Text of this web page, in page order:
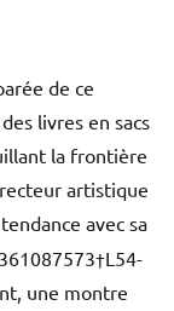
de ce
livres en sacs
la frontière
artistique
avec sa
une montre